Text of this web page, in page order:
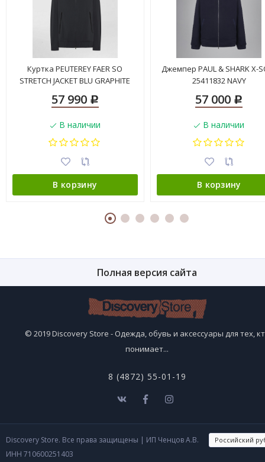
Куртка PEUTEREY FAER SO
STRETCH JACKET BLU GRAPHITE
57 990 Р
В наличии
В корзину
Джемпер PAUL & SHARK X-
25411832 NAVY
57 000 Р
В наличии
В корзину
Полная версия сайта
© 2019 Discovery Store - Одежда, обувь и аксессуары для тех,
понимает...
8 (4872) 55-01-19
Discovery Store. Все права защищены | ИП Ченцов А.В.
ИНН 710600251403